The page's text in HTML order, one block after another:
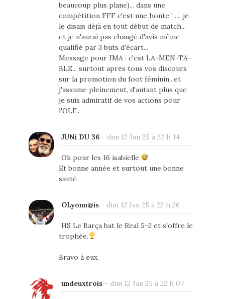
beaucoup plus plane)... dans une
compétition FFF c'est une honte ! .... je
le disais déjà en tout début de match...
et je n'aurai pas changé d'avis même
qualifié par 3 buts d'écart...
Message pour JMA : c'est LA-MEN-TA-
BLE... surtout après tous vos discours
sur la promotion du foot féminin...et
j'assume pleinement, d'autant plus que
je suis admiratif de vos actions pour
l'OLF...
JUNi DU 36- dim 12 Jan 25 à 22 h 14
Ok pour les 16 isabielle
Et bonne année et surtout une bonne
santé
OLyonn@is- dim 12 Jan 25 à 22 h 26
HS Le Barça bat le Real 5-2 et s'offre le
trophée.
Bravo à eux.
undeuxtrois- dim 12 Jan 25 à 22 h 07